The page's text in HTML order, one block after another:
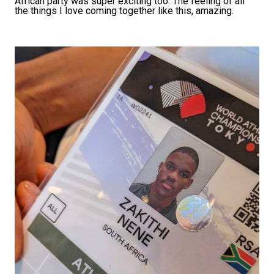
the things I love coming together like this, amazing.